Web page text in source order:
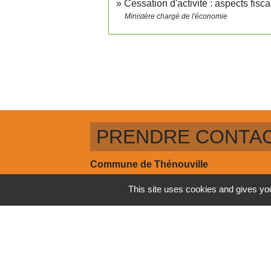
Cessation d'activité : aspects
Ministère chargé de l'économie
PRENDRE
Commune de Thénouville
27290 Thénouville - FRANCE
+33 2 32 42 69 47
This site uses cookies and gives